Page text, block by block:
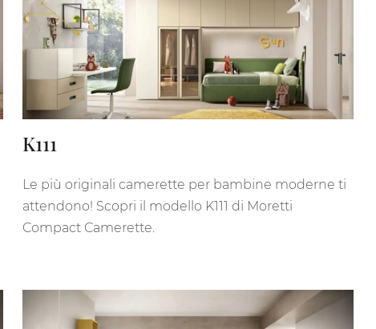
K111
Le più originali camerette per bambine moderne ti
attendono! Scopri il modello K111 di Moretti
Compact Camerette.